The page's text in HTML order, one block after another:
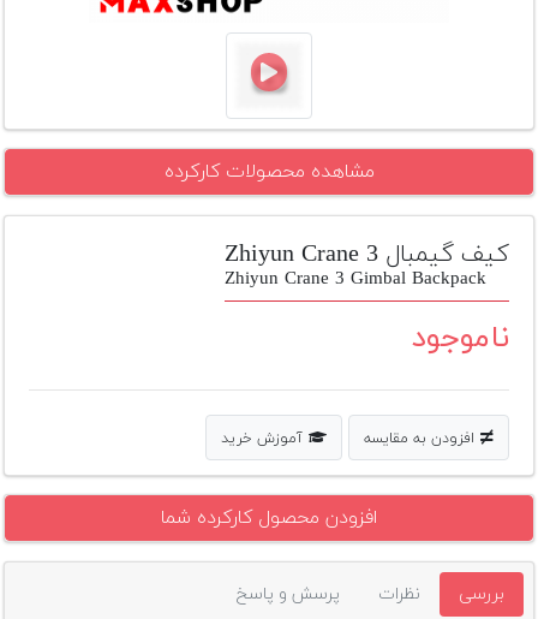
افزودن
دست
دوم
لیست
قیمت
دوربین
مشاهده محصولات کارکرده
کیف گیمبال Zhiyun Crane 3
Zhiyun Crane 3 Gimbal Backpack
ناموجود
افزودن به مقایسه آموزش خرید
افزودن محصول کارکرده شما
بررسی نظرات پرسش و پاسخ